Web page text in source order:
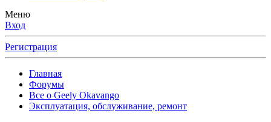
Меню
Вход
Регистрация
Главная
Форумы
Все о Geely Okavango
Эксплуатация, обслуживание, ремонт